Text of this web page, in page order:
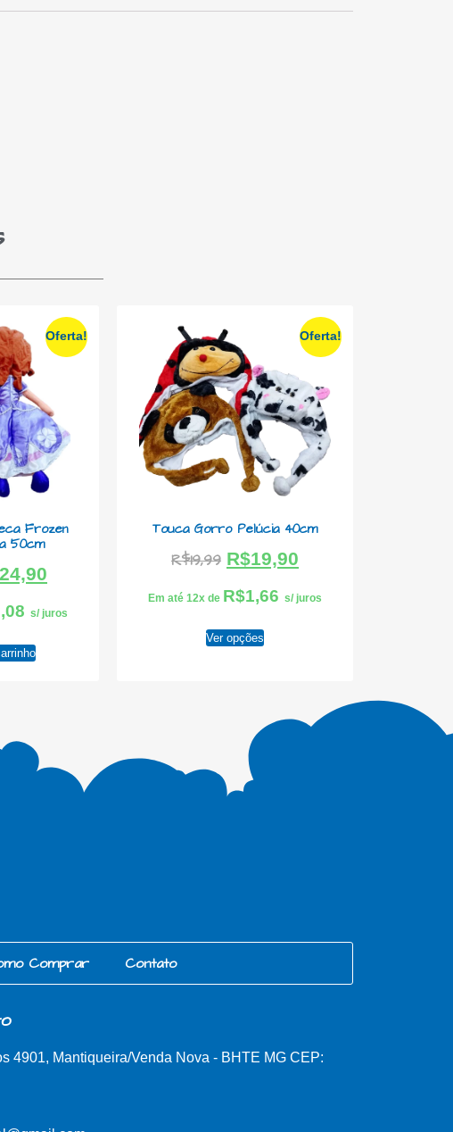
Oferta!
Frozen
50cm
24,90
s/ juros
Oferta!
Touca Gorro Pelúcia 40cm
R$19,99 R$19,90
Em até 12x de R$1,66 s/ juros
Ver opções
Comprar Contato
4901, Mantiqueira/Venda Nova - BHTE MG CEP: